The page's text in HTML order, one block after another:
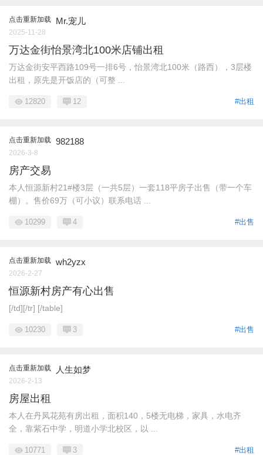
点击重新加载 Mr.宠儿
2025-11-28
万达金街怡景湾北100米店铺出租
万达金街安平西路109号一排6号，怡景湾北100米（路西），3层楼
出租，原先是开饭店的（可整 ...
#出租
12820 12
点击重新加载 982188
2026-3-8
房产交易
本人恒源新村21#楼3层（一共5层）一套118平房子出售（带一个车
棚）。售价69万（可小议）联系电话 ...
#出售
10299 4
点击重新加载 wh2yzx
2026-2-27
恒源新村房产有心出售
[/td][/tr] [/table]
#出售
10230 3
点击重新加载 人生如梦
2026-2-13
房屋出租
本人在丹凤花苑有房出租，面积140，5楼无电梯，家具，水电齐
全，靠紫石中学，明道小学北校区，以 ...
#出租
10771 3